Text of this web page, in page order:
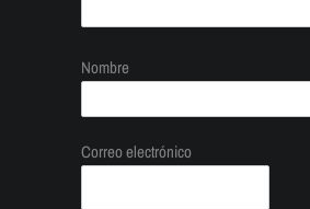
Nombre
Correo electrónico